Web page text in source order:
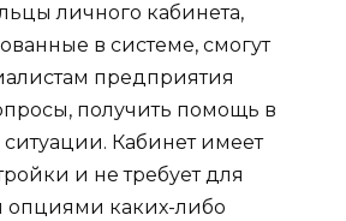
личного кабинета,
в системе, смогут
предприятия
получить помощь в
Кабинет имеет
и не требует для
опциями каких-либо